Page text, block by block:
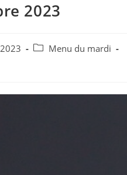
2023
Menu du mardi